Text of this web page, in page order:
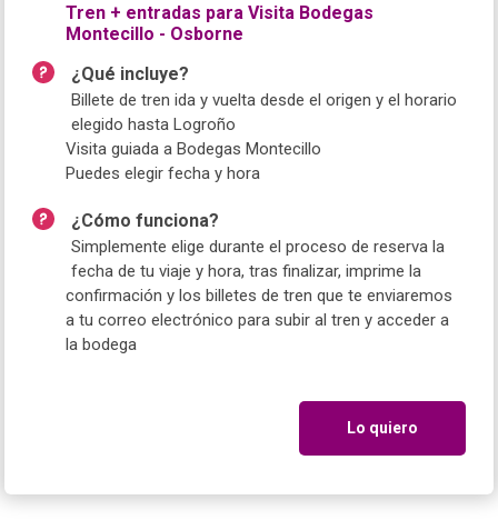
Tren + entradas para Visita Bodegas
Montecillo - Osborne
¿Qué incluye?
Billete de tren ida y vuelta desde el origen y el horario
elegido hasta Logroño
Visita guiada a Bodegas Montecillo
Puedes elegir fecha y hora
¿Cómo funciona?
Simplemente elige durante el proceso de reserva la
fecha de tu viaje y hora, tras finalizar, imprime la
confirmación y los billetes de tren que te enviaremos
a tu correo electrónico para subir al tren y acceder a
la bodega
Lo quiero